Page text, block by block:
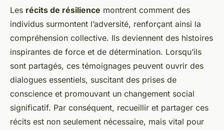
Les récits de résilience montrent comment des
individus surmontent l’adversité, renforçant ainsi la
compréhension collective. Ils deviennent des histoires
inspirantes de force et de détermination. Lorsqu’ils
sont partagés, ces témoignages peuvent ouvrir des
dialogues essentiels, suscitant des prises de
conscience et promouvant un changement social
significatif. Par conséquent, recueillir et partager ces
récits est non seulement nécessaire, mais vital pour